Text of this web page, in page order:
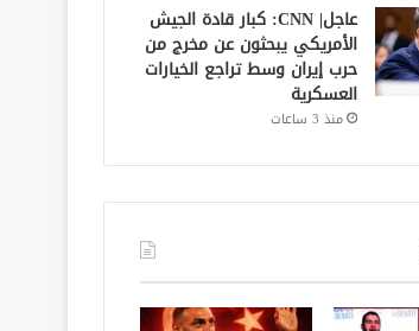
عاجل| CNN: كبار قادة الجيش
الأمريكي يبحثون عن مخرج من
حرب إيران وسط تراجع الخيارات
العسكرية
منذ 3 ساعات